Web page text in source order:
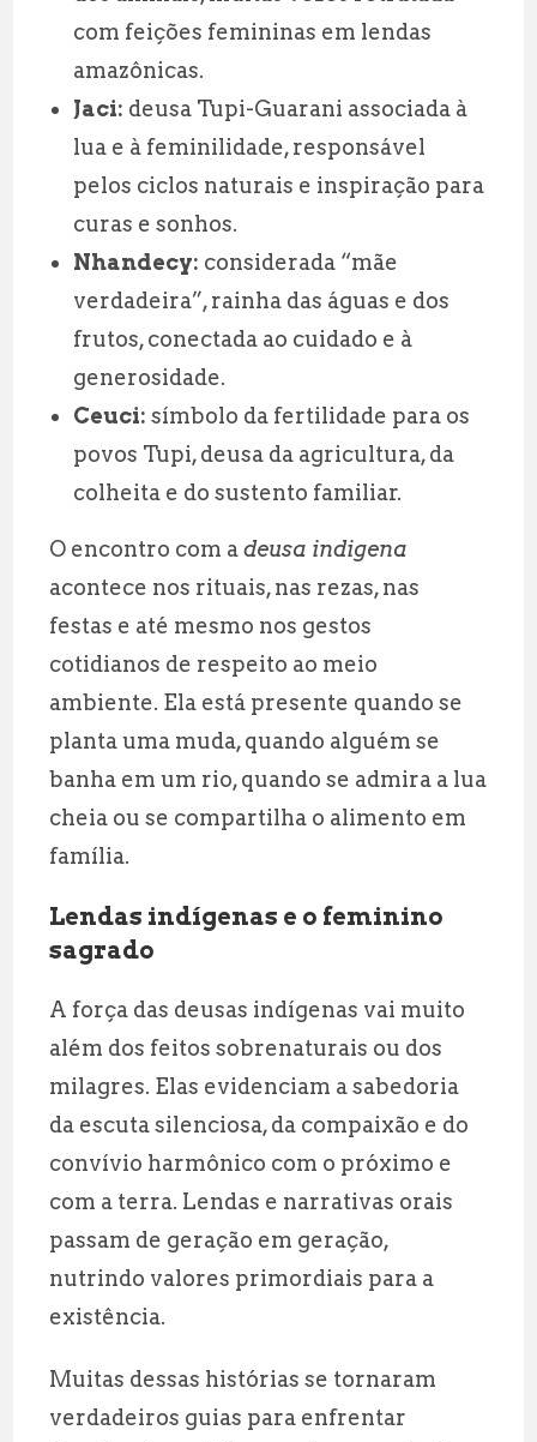
com feições femininas em lendas
amazônicas.
Jaci: deusa Tupi-Guarani associada à
lua e à feminilidade, responsável
pelos ciclos naturais e inspiração para
curas e sonhos.
Nhandecy: considerada “mãe
verdadeira”, rainha das águas e dos
frutos, conectada ao cuidado e à
generosidade.
Ceuci: símbolo da fertilidade para os
povos Tupi, deusa da agricultura, da
colheita e do sustento familiar.
O encontro com adeusa indigena
acontece nos rituais, nas rezas, nas
festas e até mesmo nos gestos
cotidianos de respeito ao meio
ambiente. Ela está presente quando se
planta uma muda, quando alguém se
banha em um rio, quando se admira a lua
cheia ou se compartilha o alimento em
família.
Lendas indígenas e o feminino
sagrado
A força das deusas indígenas vai muito
além dos feitos sobrenaturais ou dos
milagres. Elas evidenciam a sabedoria
da escuta silenciosa, da compaixão e do
convívio harmônico com o próximo e
com a terra. Lendas e narrativas orais
passam de geração em geração,
nutrindo valores primordiais para a
existência.
Muitas dessas histórias se tornaram
verdadeiros guias para enfrentar